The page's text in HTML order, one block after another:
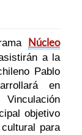
Núcleo
a la
Pablo
en
objetivo
para